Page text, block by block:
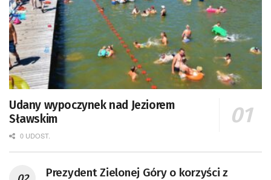
Udany wypoczynek nad Jeziorem
Sławskim
0 UDOST.
Prezydent Zielonej Góry o korzyści z